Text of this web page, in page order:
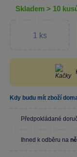
skladem > 10
Kdy budu mít zboží
Předpokládané
Ihned k odběru na